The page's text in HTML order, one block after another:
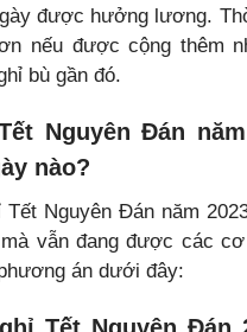
được hưởng lương.
nếu được cộng thêm
bù gần đó.
Nguyên Đán
nào?
Tết Nguyên Đán năm
vẫn đang được các
án dưới đây: